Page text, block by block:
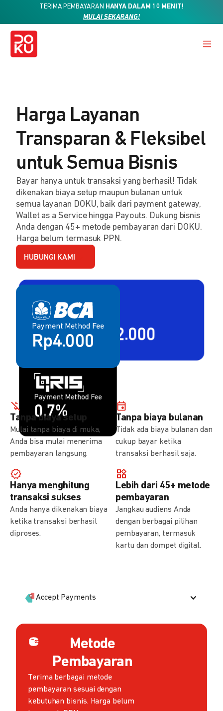
TERIMA PEMBAYARAN HANYA DALAM 10 MENIT!
MULAI SEKARANG!
Harga Layanan
Transparan & Fleksibel
untuk Semua Bisnis
Bayar hanya untuk transaksi yang berhasil! Tidak
dikenakan biaya setup maupun bulanan untuk
semua layanan DOKU, baik dari payment gateway,
Wallet as a Service hingga Payouts. Dukung bisnis
Anda dengan 45+ metode pembayaran dari DOKU.
Harga belum termasuk PPN.
HUBUNGI KAMI
Payment Method Fee
Rp4.000
Payment Method Fee
2,80% + Rp2.000
Payment Method Fee
0,7%
Payment Method Fee
1,5%
Tanpa biaya setup
Mulai tanpa biaya di muka,
Anda bisa mulai menerima
pembayaran langsung.
Tanpa biaya bulanan
Tidak ada biaya bulanan dan
cukup bayar ketika
transaksi berhasil saja.
Hanya menghitung
transaksi sukses
Anda hanya dikenakan biaya
ketika transaksi berhasil
diproses.
Lebih dari 45+ metode
pembayaran
Jangkau audiens Anda
dengan berbagai pilihan
pembayaran, termasuk
kartu dan dompet digital.
Accept Payments
Metode
Pembayaran
Terima berbagai metode
pembayaran sesuai dengan
kebutuhan bisnis. Harga belum